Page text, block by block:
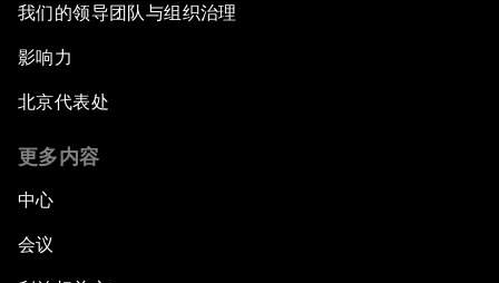
我们的领导团队与组织治理
影响力
北京代表处
更多内容
中心
会议